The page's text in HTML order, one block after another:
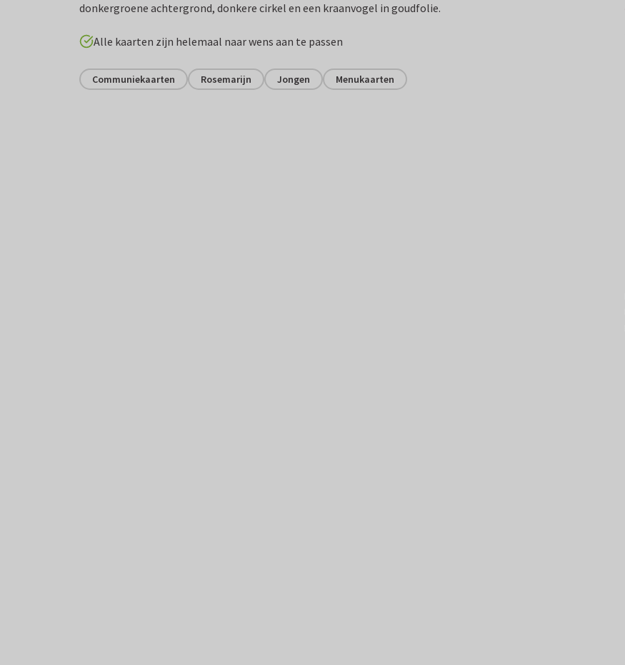
donkergroene achtergrond, donkere cirkel en een kraanvogel in goudfolie.
Alle kaarten zijn helemaal naar wens aan te passen
Communiekaarten Rosemarijn Jongen Menukaarten